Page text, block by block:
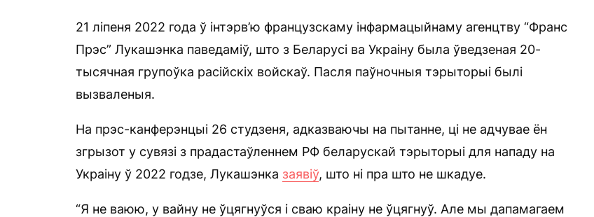
21 ліпеня 2022 года ў інтэрв’ю французскаму інфармацыйнаму агенцтву “Франс
Прэс” Лукашэнка паведаміў, што з Беларусі ва Украіну была ўведзеная 20-
тысячная групоўка расійскіх войскаў. Пасля паўночныя тэрыторыі былі
вызваленыя.
На прэс-канферэнцыі 26 студзеня, адказваючы на пытанне, ці не адчувае ён
згрызот у сувязі з прадастаўленнем РФ беларускай тэрыторыі для нападу на
Украіну ў 2022 годзе, Лукашэнка заявіў, што ні пра што не шкадуе.
“Я не ваюю, у вайну не ўцягнуўся і сваю краіну не ўцягнуў. Але мы дапамагаем